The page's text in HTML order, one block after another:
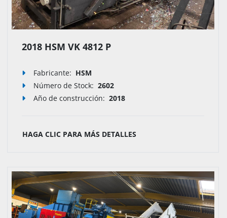
2018 HSM VK 4812 P
Fabricante: HSM
Número de Stock: 2602
Año de construcción: 2018
HAGA CLIC PARA MÁS DETALLES